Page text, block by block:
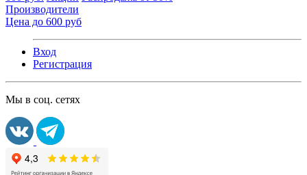
Производители
Цена до 600 руб
Вход
Регистрация
Мы в соц. сетях